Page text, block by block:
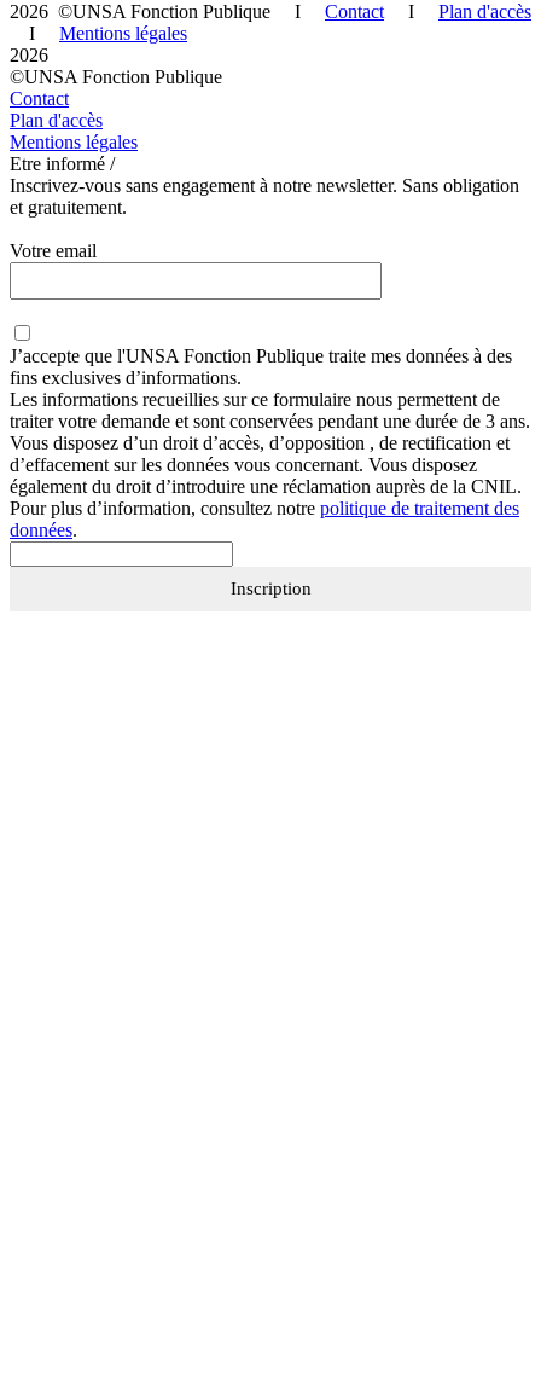
2026 ©UNSA Fonction Publique I ContactI Plan d'accès
I Mentions légales
2026
©UNSA Fonction Publique
Contact
Plan d'accès
Mentions légales
Etre informé /
Inscrivez-vous sans engagement à notre newsletter. Sans obligation
et gratuitement.
Votre email
J’accepte que l'UNSA Fonction Publique traite mes données à des
fins exclusives d’informations.
Les informations recueillies sur ce formulaire nous permettent de
traiter votre demande et sont conservées pendant une durée de 3 ans.
Vous disposez d’un droit d’accès, d’opposition , de rectification et
d’effacement sur les données vous concernant. Vous disposez
également du droit d’introduire une réclamation auprès de la CNIL.
Pour plus d’information, consultez notre politique de traitement des
données.
Inscription